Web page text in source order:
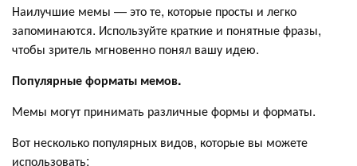
Наилучшие мемы — это те, которые просты и легко
запоминаются. Используйте краткие и понятные фразы,
чтобы зритель мгновенно понял вашу идею.
Популярные форматы мемов.
Мемы могут принимать различные формы и форматы.
Вот несколько популярных видов, которые вы можете
использовать: